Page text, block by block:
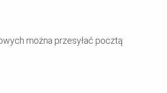
można przesyłać pocztą